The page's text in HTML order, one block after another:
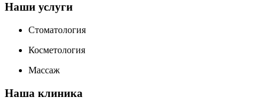
Наши услуги
Стоматология
Косметология
Массаж
Наша клиника